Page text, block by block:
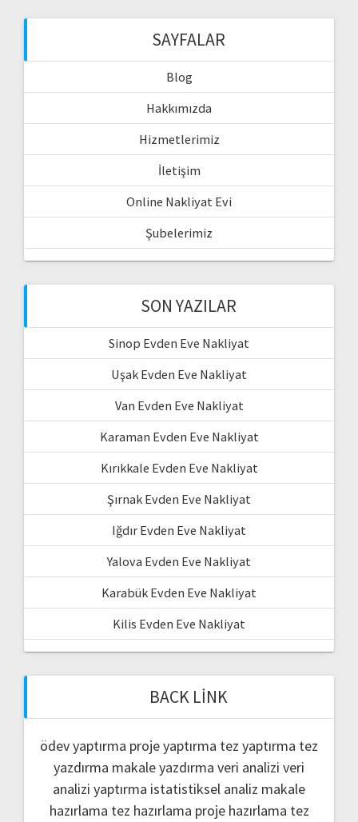
SAYFALAR
Blog
Hakkımızda
Hizmetlerimiz
İletişim
Online Nakliyat Evi
Şubelerimiz
SON YAZILAR
Sinop Evden Eve Nakliyat
Uşak Evden Eve Nakliyat
Van Evden Eve Nakliyat
Karaman Evden Eve Nakliyat
Kırıkkale Evden Eve Nakliyat
Şırnak Evden Eve Nakliyat
Iğdır Evden Eve Nakliyat
Yalova Evden Eve Nakliyat
Karabük Evden Eve Nakliyat
Kilis Evden Eve Nakliyat
BACK LINK
ödev yaptırma proje yaptırma tez yaptırma tez
yazdırma makale yazdırma veri analizi veri
analizi yaptırma istatistiksel analiz makale
hazırlama tez hazırlama proje hazırlama tez